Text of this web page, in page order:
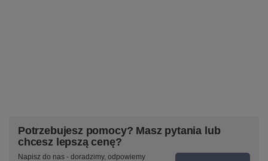
Potrzebujesz pomocy? Masz pytania lub
chcesz lepszą cenę?
Napisz do nas - doradzimy, odpowiemy